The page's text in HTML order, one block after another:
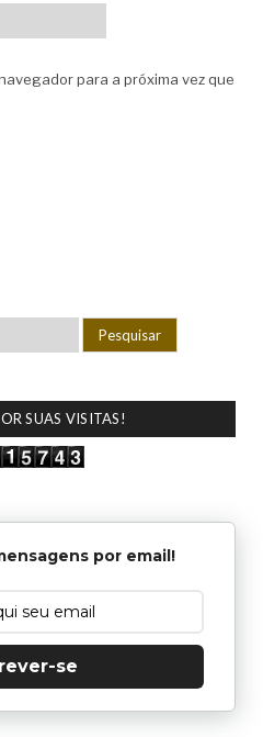
para a próxima vez que
SUAS VISITAS!
por email!
se